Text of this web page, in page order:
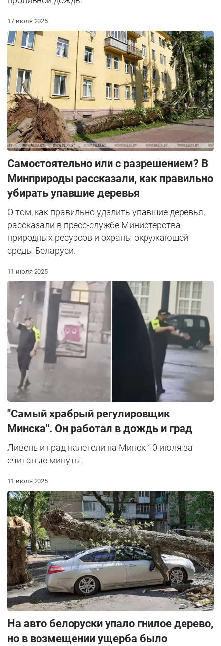
17 июля 2025
Самостоятельно или с разрешением? В
Минприроды рассказали, как правильно
убирать упавшие деревья
О том, как правильно удалить упавшие деревья,
рассказали в пресс-службе Министерства
природных ресурсов и охраны окружающей
среды Беларуси.
11 июля 2025
"Самый храбрый регулировщик
Минска". Он работал в дождь и град
Ливень и град налетели на Минск 10 июля за
считаные минуты.
11 июля 2025
На авто белоруски упало гнилое дерево,
но в возмещении ущерба было